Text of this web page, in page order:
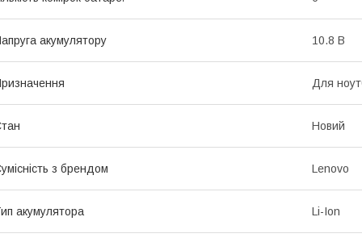
акумулятору 10.8 В
Для
Новий
з брендом Lenovo
акумулятора Li-Ion